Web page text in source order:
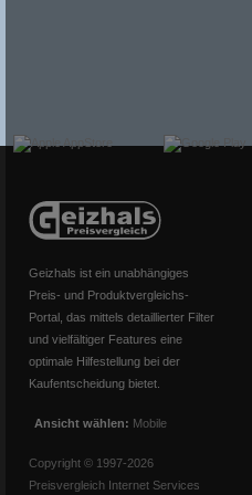
Geizhals ist ein unabhängiges
Preis- und Produktvergleichs-
Portal, das mittels detaillierter Filter
und vielfältiger Features eine
optimale Hilfestellung bei der
Kaufentscheidung bietet.
Ansicht wählen: Mobile
Copyright © 1997-2026
Preisvergleich Internet Services